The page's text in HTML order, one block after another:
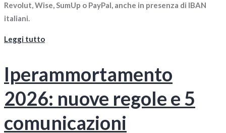
Revolut, Wise, SumUp o PayPal, anche in presenza di IBAN
italiani.
Leggi tutto
Iperammortamento
2026: nuove regole e 5
comunicazioni